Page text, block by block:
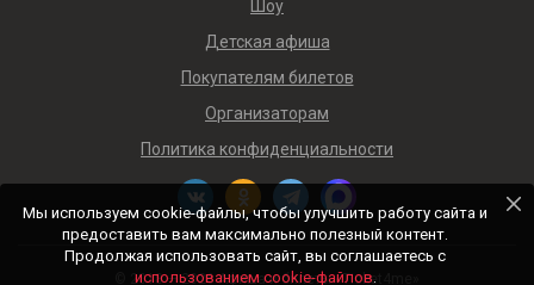
Шоу
Детская афиша
Покупателям билетов
Организаторам
Политика конфиденциальности
© 2018 — 2026 Афиша и билеты «Ticket4me»
Мы используем cookie-файлы, чтобы улучшить работу сайта и
предоставить вам максимально полезный контент.
Продолжая использовать сайт, вы соглашаетесь с
использованием cookie-файлов.